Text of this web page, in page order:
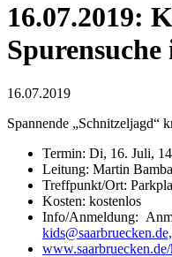
16.07.2019:
16.07.2019
Spannende „Schnitzeljagd“
Termin: Di, 16. Juli,
Leitung: Martin
Treffpunkt/Ort:
Kosten: kostenlos
Info/Anmeldung:
kids@saarbruecken.de,